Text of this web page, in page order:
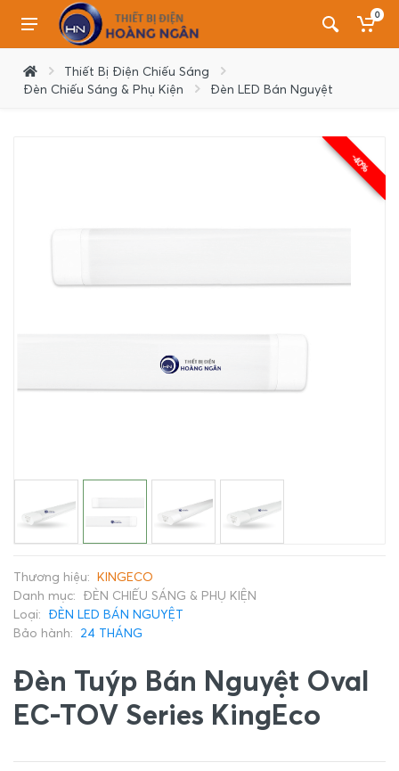
0
Thiết Bị Điện Chiếu Sáng
Đèn Chiếu Sáng & Phụ Kiện
Đèn LED Bán Nguyệt
-40%
Thương hiệu: KINGECO
Danh mục: ĐÈN CHIẾU SÁNG & PHỤ KIỆN
Loại: ĐÈN LED BÁN NGUYỆT
Bảo hành: 24 THÁNG
Đèn Tuýp Bán Nguyệt Oval
EC-TOV Series KingEco